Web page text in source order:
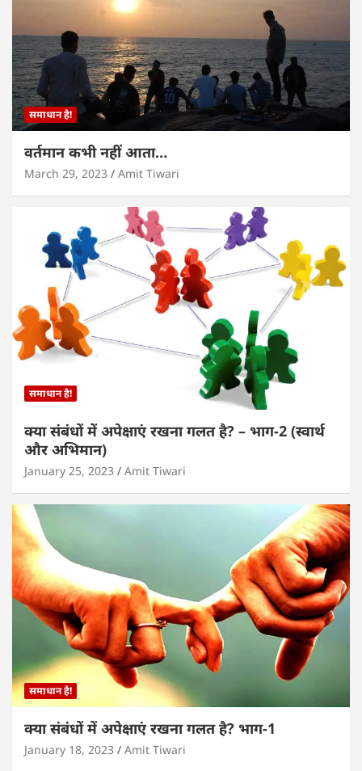
समाधान है!
वर्तमान कभी नहीं आता…
March 29, 2023 Amit Tiwari
समाधान है!
क्या संबंधों में अपेक्षाएं रखना गलत है? – भाग-2 (स्वार्थ
और अभिमान)
January 25, 2023 Amit Tiwari
समाधान है!
क्या संबंधों में अपेक्षाएं रखना गलत है? भाग-1
January 18, 2023 Amit Tiwari